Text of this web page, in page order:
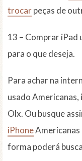
trocarpeças de
13 – Comprar iPad
para o que deseja.
Para achar na
usado Americanas,
Olx. Ou busque
iPhoneAmericanas
forma poderá